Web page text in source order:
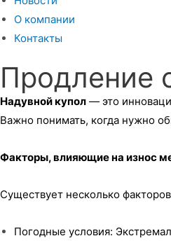
О компании
Контакты
Продление
Надувной купол — это
Важно понимать, когда нужно
Факторы, влияющие на износ
Существует несколько
Погодные условия: